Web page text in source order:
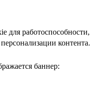
для работоспособности,
контента.
баннер: